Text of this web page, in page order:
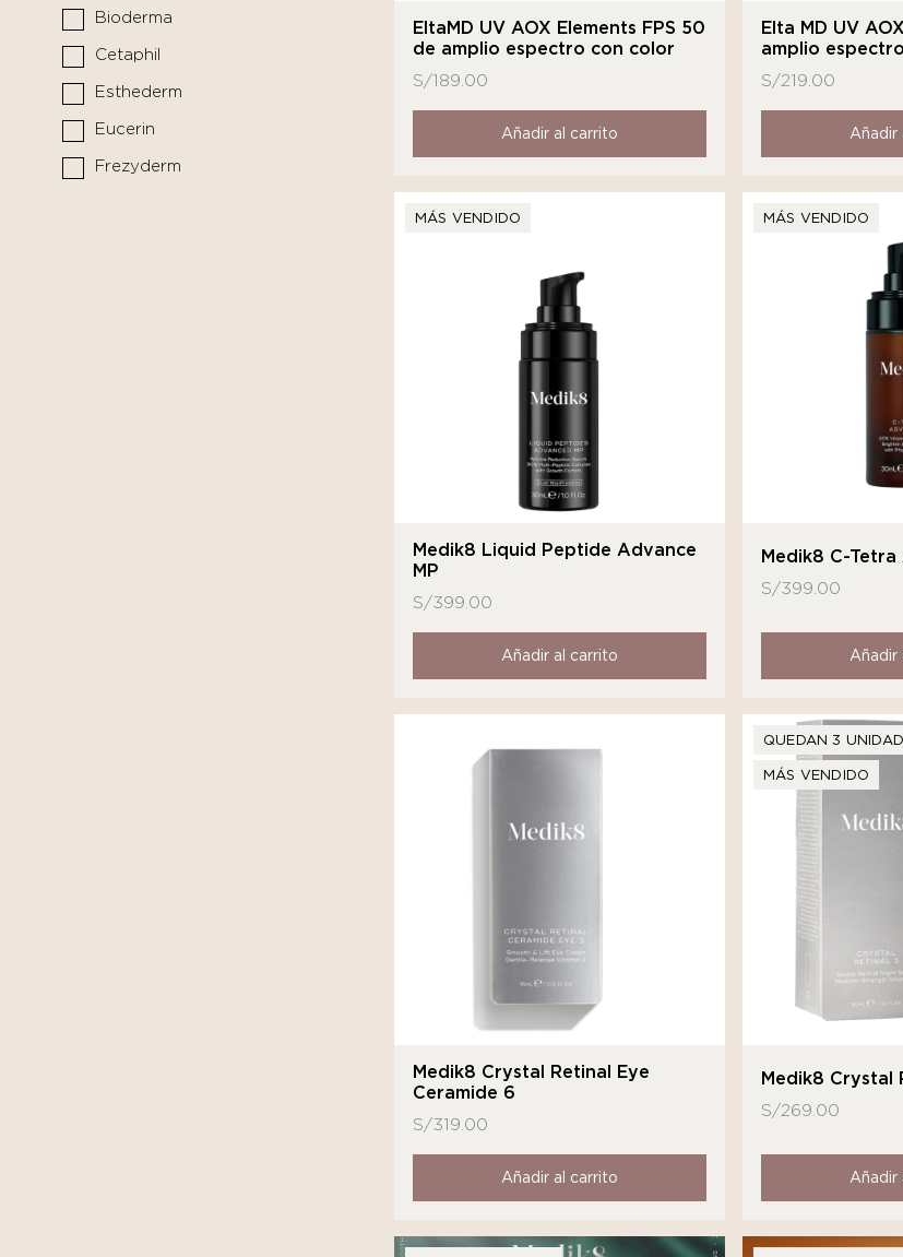
Cuidado del Cabello
Limpiador
Medicina funcional
Bioderma
Cetaphil
Esthederm
Eucerin
Frezyderm
EltaMD UV AOX Elements FPS 50
de amplio espectro con color
S/189.00
Añadir al carrito
Elta MD UV
amplio
S/219.00
Añadir
MÁS VENDIDO
Medik8 Liquid Peptide Advance
MP
S/399.00
Añadir al carrito
MÁS VENDIDO
Medik8 C-
S/399.00
Añadir
Medik8 Crystal Retinal Eye
Ceramide 6
S/319.00
Añadir al carrito
QUEDAN 3
MÁS VENDIDO
Medik8 Crystal
S/269.00
Añadir